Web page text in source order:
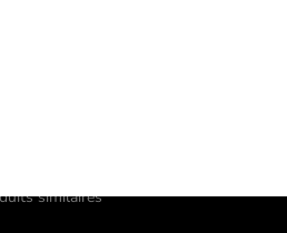
similaires